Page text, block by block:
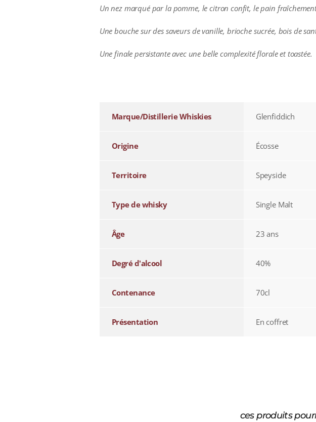
Un nez marqué par la pomme, le citron confit, le pain
Une bouche sur des saveurs de vanille, brioche sucrée, bois de
Une finale persistante avec une belle complexité florale et toastée.
Marque/Distillerie Whiskies Glenfiddich
Origine Écosse
Territoire Speyside
Type de whisky Single Malt
Âge 23 ans
Degré d'alcool 40%
Contenance 70cl
Présentation En coffret
ces produits